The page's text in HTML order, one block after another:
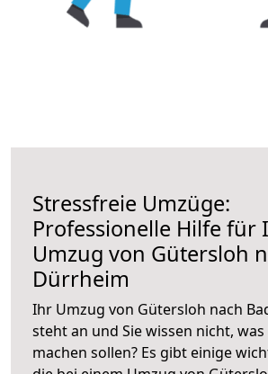
Stressfreie Umzüge:
Professionelle Hilfe für
Umzug von Gütersloh
Dürrheim
Ihr Umzug von Gütersloh nach
steht an und Sie wissen nicht,
machen sollen? Es gibt einige